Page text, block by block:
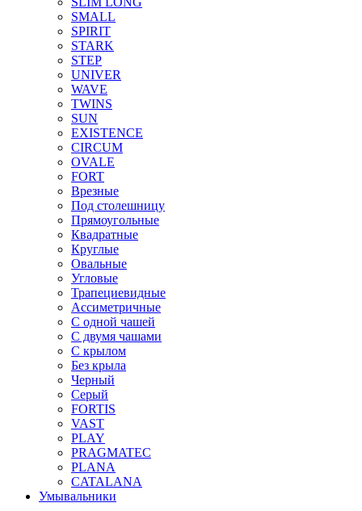
SMALL
SPIRIT
STARK
STEP
UNIVER
WAVE
TWINS
SUN
EXISTENCE
CIRCUM
OVALE
FORT
Врезные
Под столешницу
Прямоугольные
Квадратные
Круглые
Овальные
Угловые
Трапециевидные
Ассиметричные
С одной чашей
С двумя чашами
С крылом
Без крыла
Черный
Серый
FORTIS
VAST
PLAY
PRAGMATEC
PLANA
CATALANA
Умывальники